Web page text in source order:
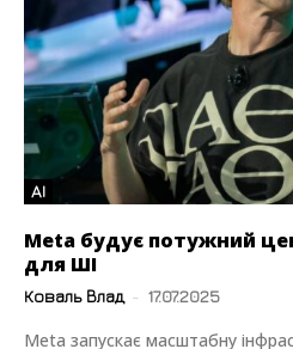
AI
Meta будує потужний
для ШІ
Коваль Влад - 17.07.2025
Meta запускає масштабну